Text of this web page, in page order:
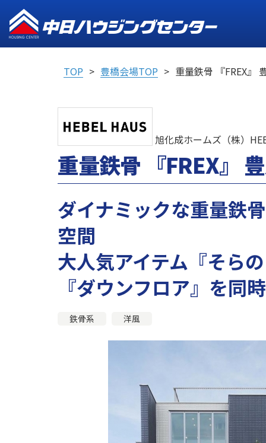
TOP 豊橋会場TOP 重量鉄骨 『FREX』
旭化成ホームズ（株）
重量鉄骨 『FREX』
ダイナミックな重量鉄
空間
大人気アイテム『そら
『ダウンフロア』を同
鉄骨系 洋風